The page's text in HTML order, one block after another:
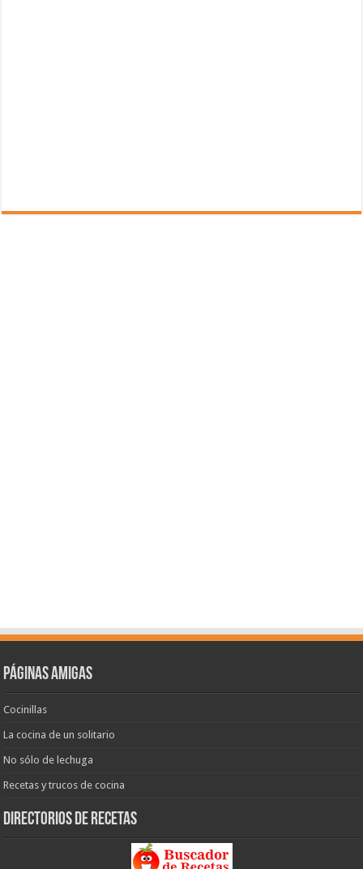
Páginas amigas
Cocinillas
La cocina de un solitario
No sólo de lechuga
Recetas y trucos de cocina
Directorios de recetas